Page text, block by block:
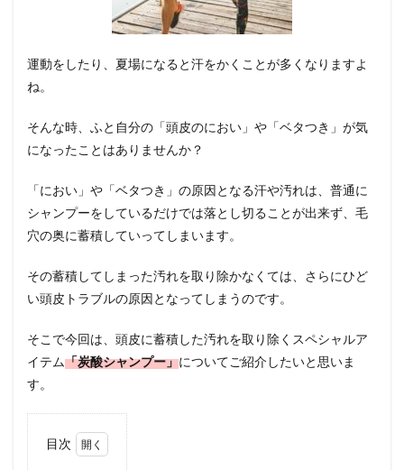
運動をしたり、夏場になると汗をかくことが多くなりますよ
ね。
そんな時、ふと自分の「頭皮のにおい」や「ベタつき」が気
になったことはありませんか？
「におい」や「ベタつき」の原因となる汗や汚れは、普通に
シャンプーをしているだけでは落とし切ることが出来ず、毛
穴の奥に蓄積していってしまいます。
その蓄積してしまった汚れを取り除かなくては、さらにひど
い頭皮トラブルの原因となってしまうのです。
そこで今回は、頭皮に蓄積した汚れを取り除くスペシャルア
イテム「炭酸シャンプー」についてご紹介したいと思いま
す。
目次